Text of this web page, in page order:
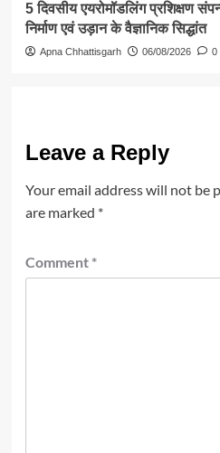
5 दिवसीय एयरोमॉडलिंग प्रशिक्षण
निर्माण एवं उड़ान के वैज्ञानिक सिद्धांत
Apna Chhattisgarh 06/08/2026 0
Leave a Reply
Your email address will not be
are marked *
Comment *